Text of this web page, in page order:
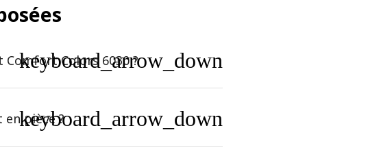
Colors 6030 ?
keyboard_arrow_down
pièce ?
keyboard_arrow_down